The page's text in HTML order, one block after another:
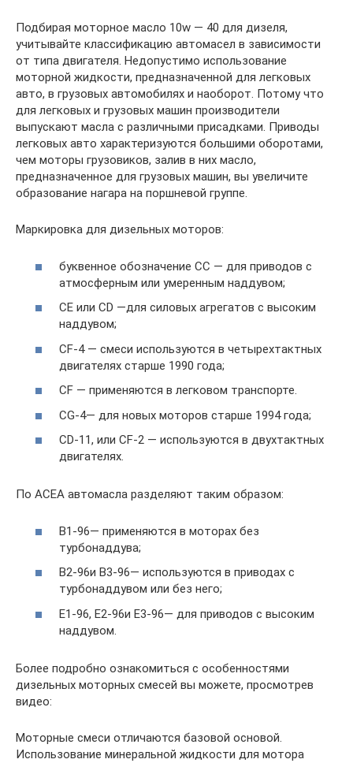
Подбирая моторное масло 10w — 40 для дизеля,
учитывайте классификацию автомасел в зависимости
от типа двигателя. Недопустимо использование
моторной жидкости, предназначенной для легковых
авто, в грузовых автомобилях и наоборот. Потому что
для легковых и грузовых машин производители
выпускают масла с различными присадками. Приводы
легковых авто характеризуются большими оборотами,
чем моторы грузовиков, залив в них масло,
предназначенное для грузовых машин, вы увеличите
образование нагара на поршневой группе.
Маркировка для дизельных моторов:
буквенное обозначение СС — для приводов с
атмосферным или умеренным наддувом;
CE или СD —для силовых агрегатов с высоким
наддувом;
CF-4 — смеси используются в четырехтактных
двигателях старше 1990 года;
CF — применяются в легковом транспорте.
CG-4— для новых моторов старше 1994 года;
CD-11, или CF-2 — используются в двухтактных
двигателях.
По ACEA автомасла разделяют таким образом:
B1-96— применяются в моторах без
турбонаддува;
B2-96и B3-96— используются в приводах с
турбонаддувом или без него;
E1-96, E2-96и E3-96— для приводов с высоким
наддувом.
Более подробно ознакомиться с особенностями
дизельных моторных смесей вы можете, просмотрев
видео:
Моторные смеси отличаются базовой основой.
Использование минеральной жидкости для мотора